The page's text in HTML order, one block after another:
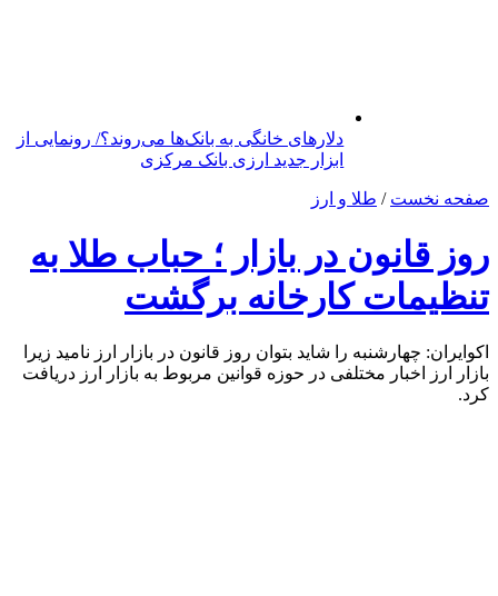
دلارهای خانگی به بانک‌ها می‌روند؟/ رونمایی از
ابزار جدید ارزی بانک مرکزی
صفحه نخست / طلا و ارز
روز قانون در بازار ؛ حباب طلا به
تنظیمات کارخانه برگشت
اکوایران: چهارشنبه را شاید بتوان روز قانون در بازار ارز نامید زیرا
بازار ارز اخبار مختلفی در حوزه قوانین مربوط به بازار ارز دریافت
کرد.